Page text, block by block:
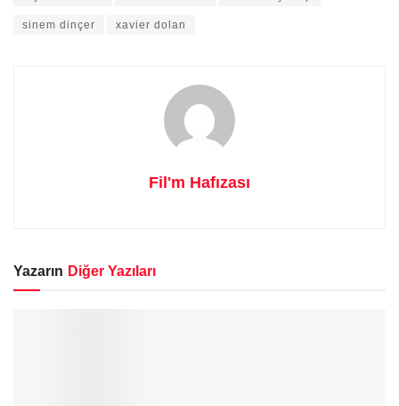
sinem dinçer xavier dolan
Fil'm Hafızası
Yazarın Diğer Yazıları